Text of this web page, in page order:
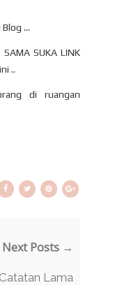
...
SAMA SUKA LINK
..
di ruangan
Next Posts →
Catatan Lama